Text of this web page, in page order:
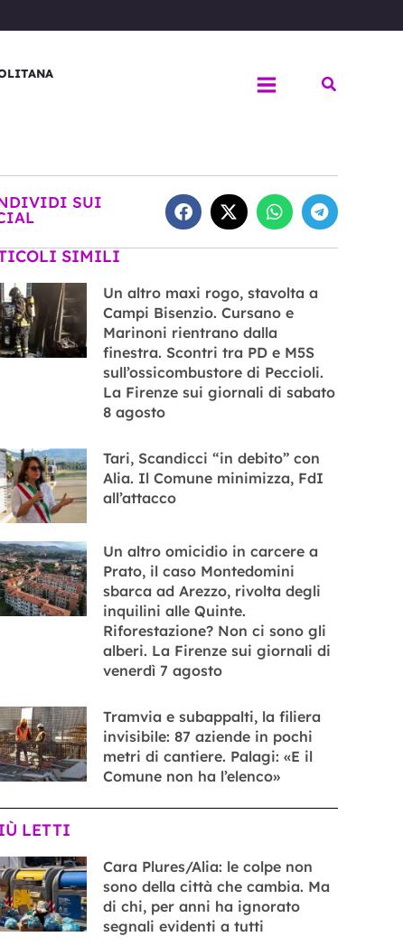
Cerca
SUI
SIMILI
Un altro maxi rogo, stavolta a
Campi Bisenzio. Cursano e
Marinoni rientrano dalla
finestra. Scontri tra PD e M5S
sull’ossicombustore di Peccioli.
La Firenze sui giornali di sabato
8 agosto
Tari, Scandicci “in debito” con
Alia. Il Comune minimizza, FdI
all’attacco
Un altro omicidio in carcere a
Prato, il caso Montedomini
sbarca ad Arezzo, rivolta degli
inquilini alle Quinte.
Riforestazione? Non ci sono gli
alberi. La Firenze sui giornali di
venerdì 7 agosto
Tramvia e subappalti, la filiera
invisibile: 87 aziende in pochi
metri di cantiere. Palagi: «E il
Comune non ha l’elenco»
LETTI
Cara Plures/Alia: le colpe non
sono della città che cambia. Ma
di chi, per anni ha ignorato
segnali evidenti a tutti